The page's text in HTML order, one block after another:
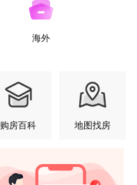
海外
购房百科 地图找房